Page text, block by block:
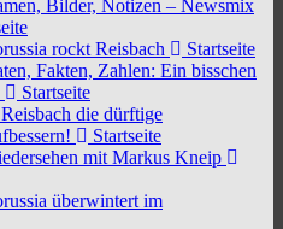
Bilder, Notizen – Newsmix
rockt Reisbach
Startseite
Fakten, Zahlen: Ein bisschen
Startseite
die dürftige
Startseite
mit Markus Kneip
überwintert im